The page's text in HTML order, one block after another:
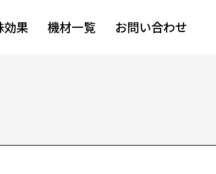
効果 機材一覧 お問い合わせ